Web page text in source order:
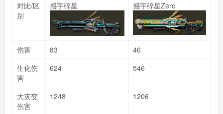
对比/区
别
撼宇碎星 撼宇碎星Zero
伤害 83
46
生化伤
害
624 546
大灾变
伤害
1248 1206